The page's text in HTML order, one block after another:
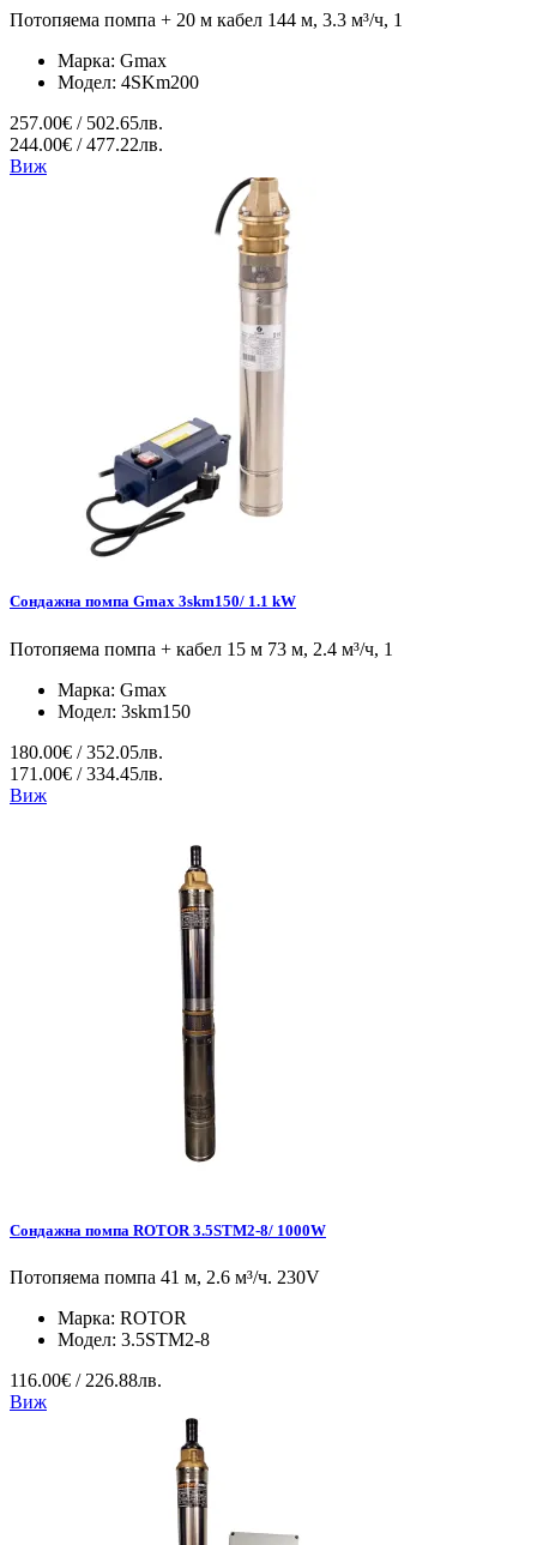
Потопяема помпа + 20 м кабел 144 м, 3.3 м³/ч, 1
Марка: Gmax
Модел: 4SKm200
257.00€ / 502.65лв.
244.00€ / 477.22лв.
Виж
Сондажна помпа Gmax 3skm150/ 1.1 kW
Потопяема помпа + кабел 15 м 73 м, 2.4 м³/ч, 1
Марка: Gmax
Модел: 3skm150
180.00€ / 352.05лв.
171.00€ / 334.45лв.
Виж
Сондажна помпа ROTOR 3.5STM2-8/ 1000W
Потопяема помпа 41 м, 2.6 м³/ч. 230V
Марка: ROTOR
Модел: 3.5STM2-8
116.00€ / 226.88лв.
Виж